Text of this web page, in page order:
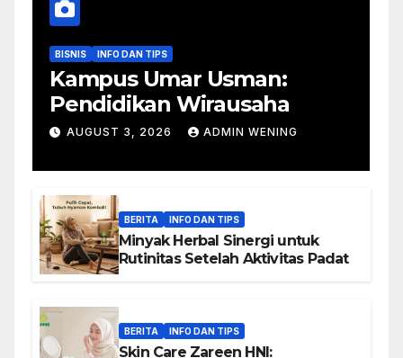
BISNIS INFO DAN TIPS
Kampus Umar Usman:
Pendidikan Wirausaha
AUGUST 3, 2026 ADMIN WENING
BERITA INFO DAN TIPS
Minyak Herbal Sinergi untuk
Rutinitas Setelah Aktivitas Padat
BERITA INFO DAN TIPS
Skin Care Zareen HNI: